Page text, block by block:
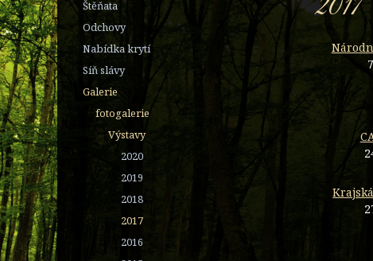
Štěňata
Odchovy
Nabídka krytí
Síň slávy
Galerie
fotogalerie
Výstavy
2020
2019
2018
2017
2016